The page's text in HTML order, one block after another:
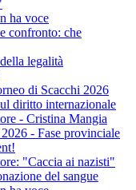
ha voce
confronto: che
legalità
di Scacchi 2026
diritto internazionale
- Cristina Mangia
- Fase provinciale
"Caccia ai nazisti"
del sangue